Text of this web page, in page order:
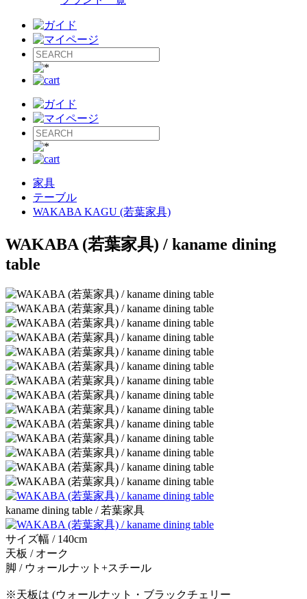
家具
テーブル
WAKABA KAGU (若葉家具)
WAKABA (若葉家具) / kaname dining
table
kaname dining table / 若葉家具
サイズ幅 / 140cm
天板 / オーク
脚 / ウォールナット+スチール
※天板は (ウォールナット・ブラックチェリー